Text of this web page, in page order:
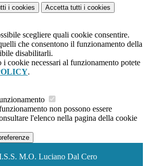
i cookies Accetta tutti i cookies
scegliere quali cookie consentire.
che consentono il funzionamento della
disabilitarli.
i cookie necessari al funzionamento potete
.
non possono essere
l'elenco nella pagina della cookie
M.O. Luciano Dal Cero